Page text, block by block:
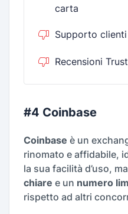
carta
Supporto
Recensioni
#4 Coinbase
Coinbase è un
rinomato e affidabile,
la sua facilità d’uso,
chiare e un numero
rispetto ad altri